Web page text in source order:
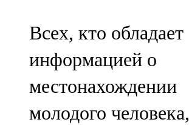
Всех, кто обладает
информацией о
местонахождении
молодого человека,